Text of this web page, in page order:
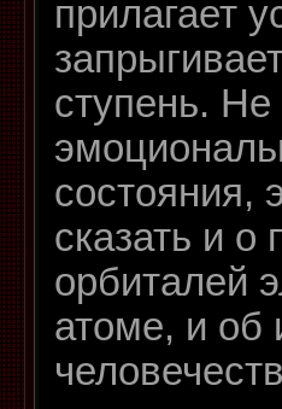
прилагает
ступень. Не
состояния,
сказать и
орбиталей
атоме, и об